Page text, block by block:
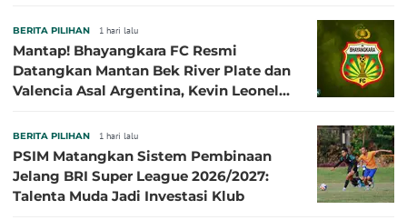
BERITA PILIHAN 1 hari lalu
Mantap! Bhayangkara FC Resmi
Datangkan Mantan Bek River Plate dan
Valencia Asal Argentina, Kevin Leonel
BERITA PILIHAN 1 hari lalu
PSIM Matangkan Sistem Pembinaan
Jelang BRI Super League 2026/2027:
Talenta Muda Jadi Investasi Klub